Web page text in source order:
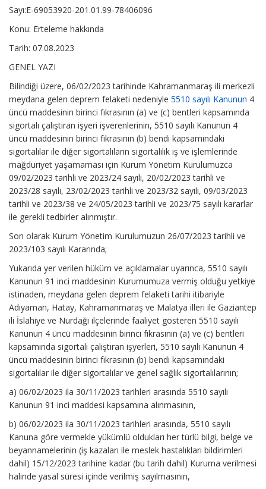
Sayı:E-69053920-201.01.99-78406096
Konu: Erteleme hakkında
Tarih: 07.08.2023
GENEL YAZI
Bilindiği üzere, 06/02/2023 tarihinde Kahramanmaraş ili merkezli
meydana gelen deprem felaketi nedeniyle 5510 sayılı Kanunun 4
üncü maddesinin birinci fıkrasının (a) ve (c) bentleri kapsamında
sigortalı çalıştıran işyeri işverenlerinin, 5510 sayılı Kanunun 4
üncü maddesinin birinci fıkrasının (b) bendi kapsamındaki
sigortalılar ile diğer sigortalıların sigortalılık iş ve işlemlerinde
mağduriyet yaşamaması için Kurum Yönetim Kurulumuzca
09/02/2023 tarihli ve 2023/24 sayılı, 20/02/2023 tarihli ve
2023/28 sayılı, 23/02/2023 tarihli ve 2023/32 sayılı, 09/03/2023
tarihli ve 2023/38 ve 24/05/2023 tarihli ve 2023/75 sayılı kararlar
ile gerekli tedbirler alınmıştır.
Son olarak Kurum Yönetim Kurulumuzun 26/07/2023 tarihli ve
2023/103 sayılı Kararında;
Yukarıda yer verilen hüküm ve açıklamalar uyarınca, 5510 sayılı
Kanunun 91 inci maddesinin Kurumumuza vermiş olduğu yetkiye
istinaden, meydana gelen deprem felaketi tarihi itibariyle
Adıyaman, Hatay, Kahramanmaraş ve Malatya illeri ile Gaziantep
ili İslahiye ve Nurdağı ilçelerinde faaliyet gösteren 5510 sayılı
Kanunun 4 üncü maddesinin birinci fıkrasının (a) ve (c) bentleri
kapsamında sigortalı çalıştıran işyerleri, 5510 sayılı Kanunun 4
üncü maddesinin birinci fıkrasının (b) bendi kapsamındaki
sigortalılar ile diğer sigortalılar ve genel sağlık sigortalılarının;
a) 06/02/2023 ila 30/11/2023 tarihleri arasında 5510 sayılı
Kanunun 91 inci maddesi kapsamına alınmasının,
b) 06/02/2023 ila 30/11/2023 tarihleri arasında, 5510 sayılı
Kanuna göre vermekle yükümlü oldukları her türlü bilgi, belge ve
beyannamelerinin (iş kazaları ile meslek hastalıkları bildirimleri
dahil) 15/12/2023 tarihine kadar (bu tarih dahil) Kuruma verilmesi
halinde yasal süresi içinde verilmiş sayılmasının,